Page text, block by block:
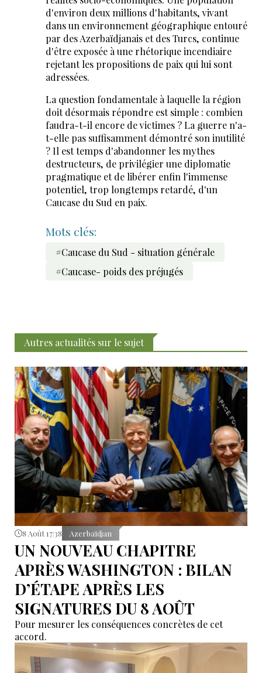
d'environ deux millions d'habitants, vivant
dans un environnement géographique entouré
par des Azerbaïdjanais et des Turcs, continue
d'être exposée à une rhétorique incendiaire
rejetant les propositions de paix qui lui sont
adressées.
La question fondamentale à laquelle la région
doit désormais répondre est simple : combien
faudra-t-il encore de victimes ? La guerre n'a-
t-elle pas suffisamment démontré son inutilité
? Il est temps d'abandonner les mythes
destructeurs, de privilégier une diplomatie
pragmatique et de libérer enfin l'immense
potentiel, trop longtemps retardé, d'un
Caucase du Sud en paix.
Mots clés:
#Caucase du Sud - situation générale
#Caucase- poids des préjugés
Autres actualités sur le sujet
8 Août 17:38 Azerbaïdjan
UN NOUVEAU CHAPITRE
APRÈS WASHINGTON : BILAN
D’ÉTAPE APRÈS LES
SIGNATURES DU 8 AOÛT
Pour mesurer les conséquences concrètes de cet
accord.